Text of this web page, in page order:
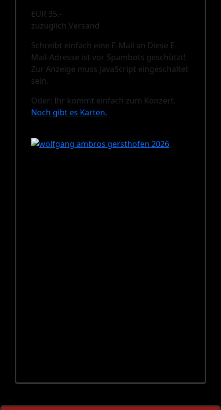
EUR 35,-
zuzüglich Versand
Schreibt einfach eine E-Mail an Diese E-
Mail-Adresse ist vor Spambots geschützt!
Zur Anzeige muss JavaScript eingeschaltet
sein.
Oder: Ihr kommt einfach zum Konzert.
Noch gibt es Karten.